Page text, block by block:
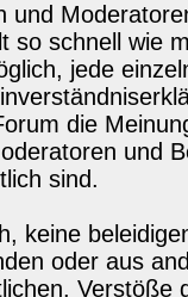
und
so schnell wie
jede
die
und
sind.
keine
oder aus
Verstöße